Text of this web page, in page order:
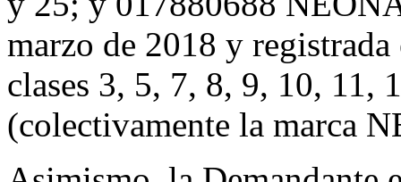
marzo de 2018 y
clases 3, 5, 7, 8, 9, 10, 11,
(colectivamente la marca